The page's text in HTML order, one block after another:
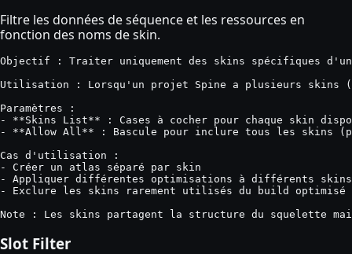
Filtre les données de séquence et les ressources en
fonction des noms de skin.
Objectif : Traiter uniquement des skins spécifiques
Utilisation : Lorsqu'un projet Spine a plusieurs
Paramètres :
- **Skins List** : Cases à cocher pour chaque skin
- **Allow All** : Bascule pour inclure tous les skins
Cas d'utilisation :
- Créer un atlas séparé par skin
- Appliquer différentes optimisations à différents skins
- Exclure les skins rarement utilisés du build optimisé
Note : Les skins partagent la structure du squelette
Slot Filter